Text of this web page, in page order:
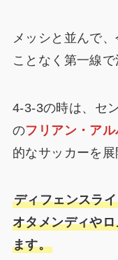
メッシと並んで
ことなく第一線
4-3-3の時は、セ
のフリアン・ア
的なサッカーを展
ディフェンスラ
オタメンディや
ます。